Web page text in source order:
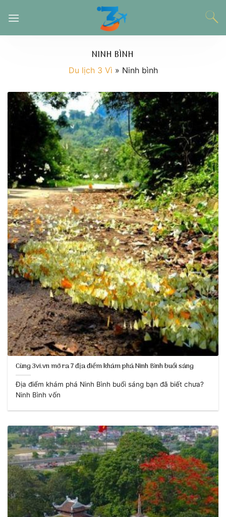
đến
NINH BÌNH
Du lịch 3 Vì » Ninh bình
Cùng 3vi.vn mở ra 7 địa điểm khám phá Ninh Bình buổi sáng
Địa điểm khám phá Ninh Bình buổi sáng bạn đã biết chưa?
Ninh Bình vốn